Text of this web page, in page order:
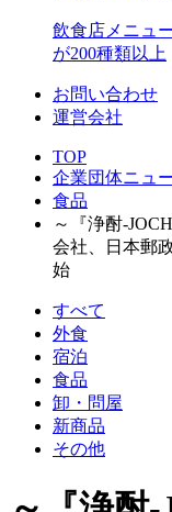
飲食店メニュ
が200種類以上
お問い合わせ
運営会社
TOP
企業団体ニュ
食品
～『浄酎-
会社、日本郵
始
すべて
外食
宿泊
食品
卸・問屋
新商品
その他